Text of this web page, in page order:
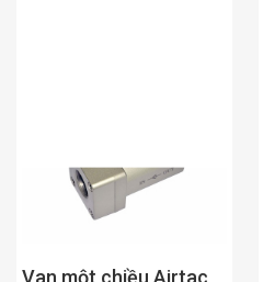
Van một chiều Airtac